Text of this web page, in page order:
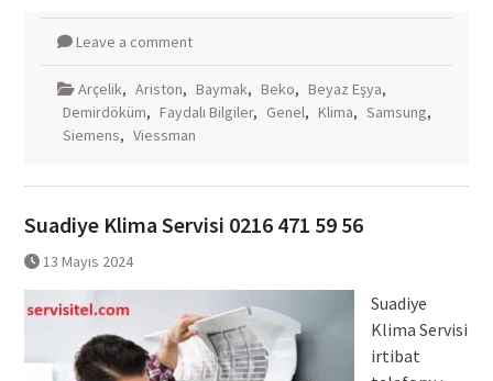
Leave a comment
Arçelik, Ariston, Baymak, Beko, Beyaz Eşya,
Demirdöküm, Faydalı Bilgiler, Genel, Klima, Samsung,
Siemens, Viessman
Suadiye Klima Servisi 0216 471 59 56
13 Mayıs 2024
Suadiye
Klima Servisi
irtibat